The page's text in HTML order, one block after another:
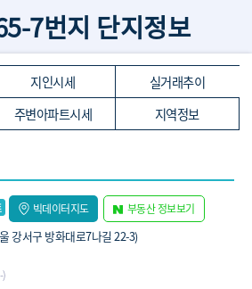
7번지 단지정보
지인시세
실거래추이
주변아파트시세 지역정보
빅데이터지도 부동산 정보보기
강서구 방화대로7나길 22-3)
)